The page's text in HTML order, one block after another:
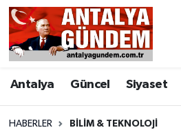
Antalya Güncel Siyaset
HABERLER BILIM & TEKNOLOJI
Antalya
Asayiş
Bilim & Teknoloji
Antalya Nöbetçi Eczaneler
Antalya Hava Durumu
Antalya Namaz Vakitleri